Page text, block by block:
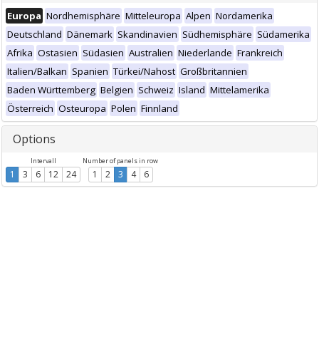
Europa Nordhemisphäre Mitteleuropa Alpen Nordamerika
Deutschland Dänemark Skandinavien Südhemisphäre Südamerika
Afrika Ostasien Südasien Australien Niederlande Frankreich
Italien/Balkan Spanien Türkei/Nahost Großbritannien
Baden Württemberg Belgien Schweiz Island Mittelamerika
Österreich Osteuropa Polen Finnland
Options
Intervall
1 3 6 12 24
Number of panels in row
1 2 3 4 6